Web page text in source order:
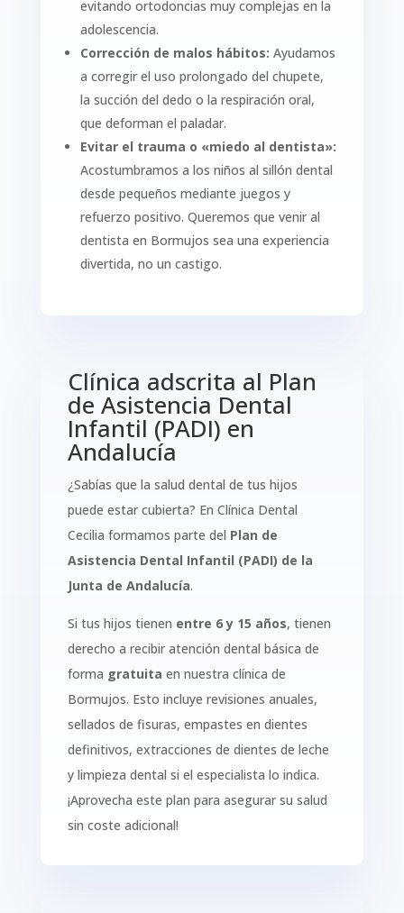
evitando ortodoncias muy complejas en la
adolescencia.
Corrección de malos hábitos: Ayudamos
a corregir el uso prolongado del chupete,
la succión del dedo o la respiración oral,
que deforman el paladar.
Evitar el trauma o «miedo al dentista»:
Acostumbramos a los niños al sillón dental
desde pequeños mediante juegos y
refuerzo positivo. Queremos que venir al
dentista en Bormujos sea una experiencia
divertida, no un castigo.
Clínica adscrita al Plan
de Asistencia Dental
Infantil (PADI) en
Andalucía
¿Sabías que la salud dental de tus hijos
puede estar cubierta? En Clínica Dental
Cecilia formamos parte del Plan de
Asistencia Dental Infantil (PADI) de la
Junta de Andalucía.
Si tus hijos tienen entre 6 y 15 años, tienen
derecho a recibir atención dental básica de
forma gratuita en nuestra clínica de
Bormujos. Esto incluye revisiones anuales,
sellados de fisuras, empastes en dientes
definitivos, extracciones de dientes de leche
y limpieza dental si el especialista lo indica.
¡Aprovecha este plan para asegurar su salud
sin coste adicional!